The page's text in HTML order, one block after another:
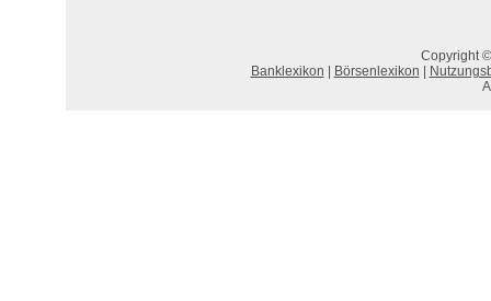
Copyright
Banklexikon
Börsenlexikon